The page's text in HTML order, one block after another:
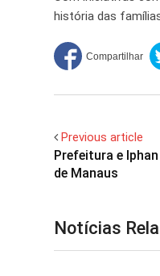
história das
Previous article
Prefeitura e
de Manaus
Notícias